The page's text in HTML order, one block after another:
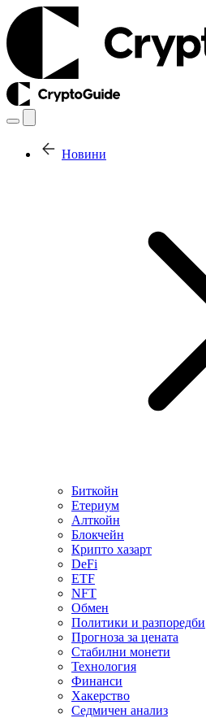
Новини
Биткойн
Етериум
Алткойн
Блокчейн
Крипто хазарт
DeFi
ETF
NFT
Обмен
Политики и разпоредби
Прогноза за цената
Стабилни монети
Технология
Финанси
Хакерство
Седмичен анализ